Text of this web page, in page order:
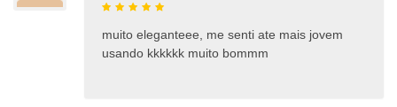
muito eleganteee, me senti ate mais jovem
usando kkkkkk muito bommm